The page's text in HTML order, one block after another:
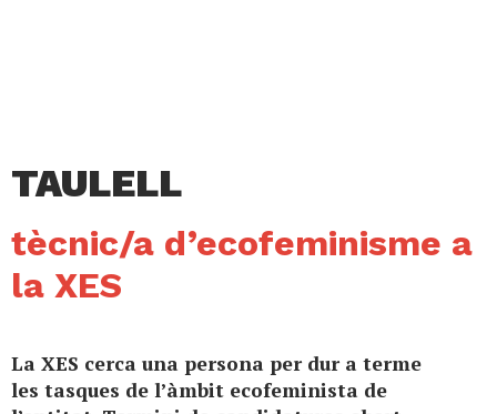
TAULELL
tècnic/a d’ecofeminisme a
la XES
La XES cerca una persona per dur a terme
les tasques de l’àmbit ecofeminista de